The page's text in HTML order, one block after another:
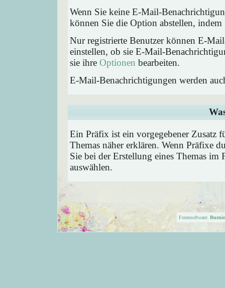
Wenn Sie keine E-Mail-
können Sie die Option abstellen,
Nur registrierte Benutzer können E-
einstellen, ob sie E-Mail-
sie ihre Optionen bearbeiten.
E-Mail-Benachrichtigungen werden
Ein Präfix ist ein vorgegebener Zusatz
Themas näher erklären. Wenn Präfixe
Sie bei der Erstellung eines Themas
auswählen.
Forensoftware: